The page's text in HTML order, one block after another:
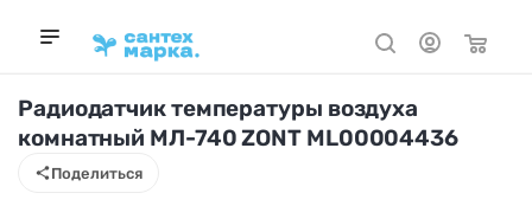
Поделиться
Радиодатчик температуры воздуха
комнатный МЛ-740 ZONT ML00004436